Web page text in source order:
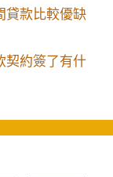
貸款比較優缺
契約簽了有什